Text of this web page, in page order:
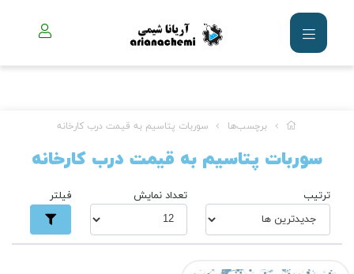
برچسب‌ها سوربات پتاسیم به قیمت درب کارخانه
سوربات پتاسیم به قیمت درب کارخانه
ترتیب تعداد نمایش فیلتر